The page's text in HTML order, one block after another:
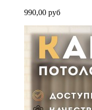
990,00 руб